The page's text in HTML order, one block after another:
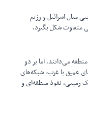
میان اسرائیل و رژیم
متفاوت شکل بگیرد،
می‌دانند، اما بر دو
عمیق با غرب، شبکه‌های
زمینی، نفوذ منطقه‌ای و